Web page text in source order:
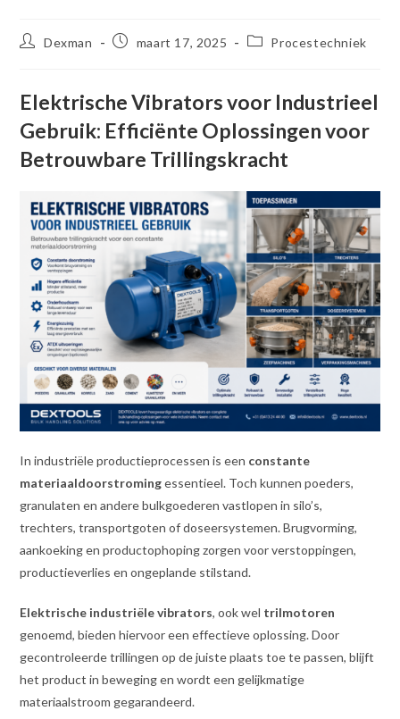
BerichtDexman
Berichtmaart 17, 2025 Berichtcategorie:
Procestechniek
Elektrische Vibrators voor Industrieel
Gebruik: Efficiënte Oplossingen voor
Betrouwbare Trillingskracht
In industriële productieprocessen is een constante
materiaaldoorstromingessentieel. Toch kunnen poeders,
granulaten en andere bulkgoederen vastlopen in silo’s,
trechters, transportgoten of doseersystemen. Brugvorming,
aankoeking en productophoping zorgen voor verstoppingen,
productieverlies en ongeplande stilstand.
Elektrische industriële vibrators, ook wel trilmotoren
genoemd, bieden hiervoor een effectieve oplossing. Door
gecontroleerde trillingen op de juiste plaats toe te passen, blijft
het product in beweging en wordt een gelijkmatige
materiaalstroom gegarandeerd.